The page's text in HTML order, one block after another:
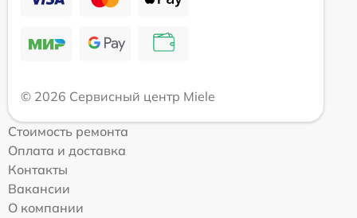
© 2026 Сервисный центр Miele
Стоимость ремонта
Оплата и доставка
Контакты
Вакансии
О компании